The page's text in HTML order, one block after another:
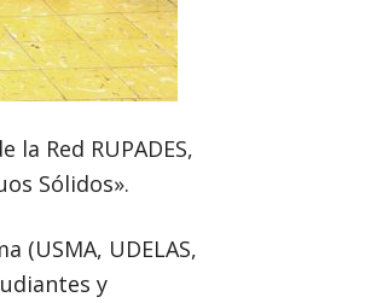
Red RUPADES,
Sólidos».
(USMA, UDELAS,
y